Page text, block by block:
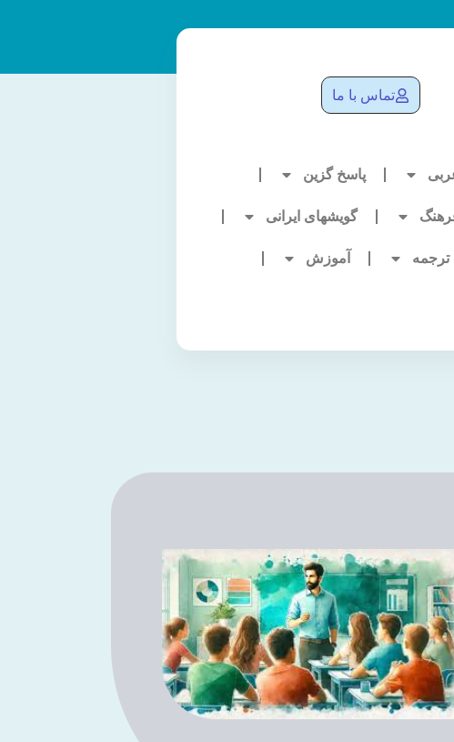
تماس با ما
پاسخ گزین
گویشهای ایرانی
ترجمه آموزش